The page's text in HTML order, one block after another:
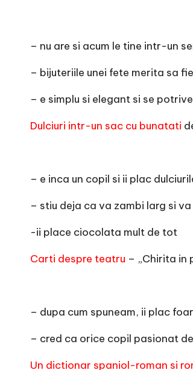
– nu are si acum le tine intr-un
– bijuteriile unei fete merita sa
– e simplu si elegant si se
Dulciuri intr-un sac cu bunatati
– e inca un copil si ii plac
– stiu deja ca va zambi larg si
-ii place ciocolata mult de tot
Carti despre teatru – „Chirita in
– dupa cum spuneam, ii plac
– cred ca orice copil pasionat
Un dictionar spaniol-roman si